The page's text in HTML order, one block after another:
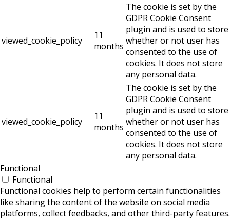
viewed_cookie_policy
11
months
The cookie is set by the
GDPR Cookie Consent
plugin and is used to store
whether or not user has
consented to the use of
cookies. It does not store
any personal data.
viewed_cookie_policy
11
months
The cookie is set by the
GDPR Cookie Consent
plugin and is used to store
whether or not user has
consented to the use of
cookies. It does not store
any personal data.
Functional
Functional
Functional cookies help to perform certain functionalities
like sharing the content of the website on social media
platforms, collect feedbacks, and other third-party features.